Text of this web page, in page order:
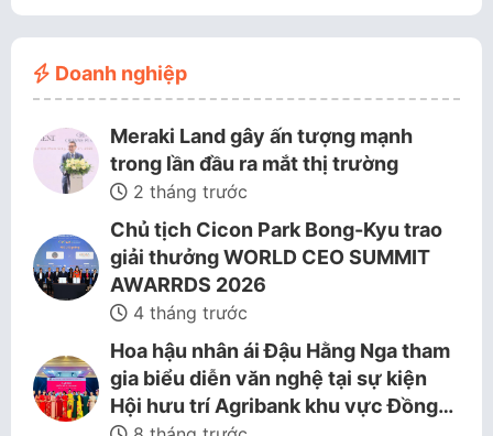
Doanh nghiệp
Meraki Land gây ấn tượng mạnh
trong lần đầu ra mắt thị trường
2 tháng trước
Chủ tịch Cicon Park Bong-Kyu trao
giải thưởng WORLD CEO SUMMIT
AWARRDS 2026
4 tháng trước
Hoa hậu nhân ái Đậu Hằng Nga tham
gia biểu diễn văn nghệ tại sự kiện
Hội hưu trí Agribank khu vực Đồng…